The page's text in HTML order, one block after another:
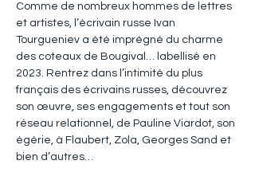
Comme de nombreux hommes de lettres
et artistes, l’écrivain russe Ivan
Tourgueniev a été imprégné du charme
des coteaux de Bougival… labellisé en
2023. Rentrez dans l’intimité du plus
français des écrivains russes, découvrez
son œuvre, ses engagements et tout son
réseau relationnel, de Pauline Viardot, son
égérie, à Flaubert, Zola, Georges Sand et
bien d’autres…